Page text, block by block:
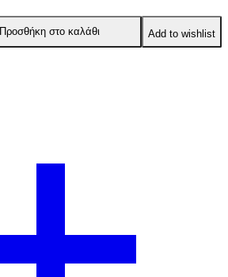
Προσθήκη στο καλάθι Add to wishlist